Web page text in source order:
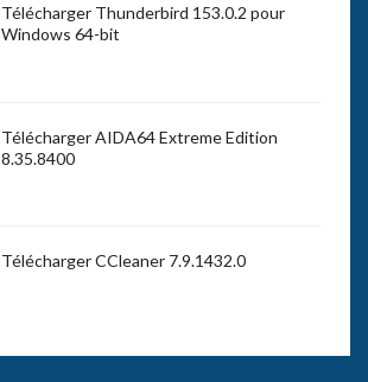
Télécharger Thunderbird 153.0.2 pour
Windows 64-bit
Télécharger AIDA64 Extreme Edition
8.35.8400
Télécharger CCleaner 7.9.1432.0